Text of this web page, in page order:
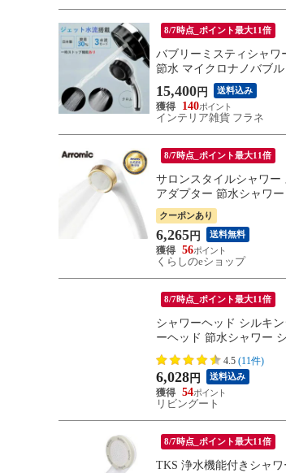
8/7時点_ポイント最大11倍
バブリーミスティシャワ
節水 マイクロナノバブ
15,400 円 送料込み
140
インテリア雑貨 フラネ
8/7時点_ポイント最大11倍
サロンスタイルシャワー
アダプター 節水シャワ
クーポンあり
6,265 円 送料無料
56
くらしのeショップ
8/7時点_ポイント最大11倍
シャワーヘッド シルキ
ーヘッド 節水シャワー
4.5 (11件)
6,028 円 送料込み
54
リビングート
8/7時点_ポイント最大11倍
TKS 浄水機能付きシャ